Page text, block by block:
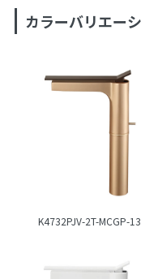
カラーバリエー
K4732PJV-2T-MCGP-13